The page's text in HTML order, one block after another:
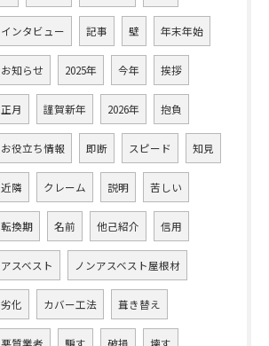
インタビュー 記事 壁 年末年始
お知らせ 2025年 今年 挨拶
正月 謹賀新年 2026年 抱負
お役立ち情報 即断 スピード 知見
近隣 クレーム 説明 苦しい
転換期 名前 他己紹介 信用
アスベスト ノンアスベスト屋根材
劣化 カバー工法 葺き替え